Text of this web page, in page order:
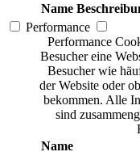
Name
Performance
Performance
Besucher eine
Besucher wie
der Website oder
bekommen. Alle
sind
Name